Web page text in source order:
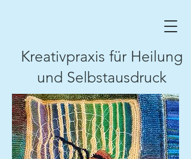
Kreativpraxis für Heilung
und Selbstausdruck